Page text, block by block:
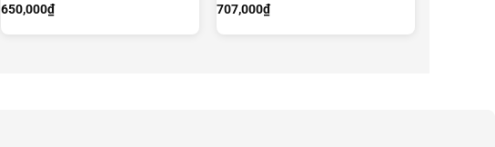
650,000₫
707,000₫